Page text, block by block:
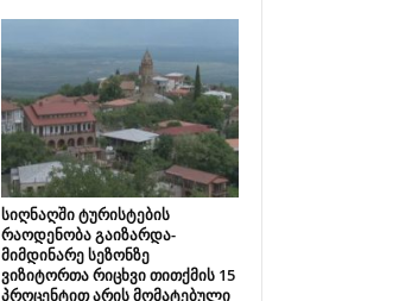
სიღნაღში ტურისტების
რაოდენობა გაიზარდა-
მიმდინარე სეზონზე
ვიზიტორთა რიცხვი თითქმის 15
პროცენტით არის მომატებული